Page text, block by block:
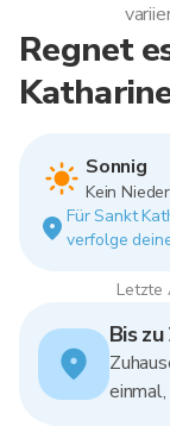
Regnet
Sonnig
Kein
Für Sankt
verfolge
Letzte
Bis